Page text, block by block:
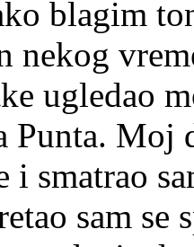
blagim
nekog
ugledao
Punta.
i smatrao
sam se